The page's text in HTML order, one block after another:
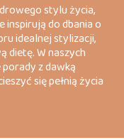
stylu życia,
do dbania o
idealnej stylizacji,
dietę. W naszych
z dawką
się pełnią życia